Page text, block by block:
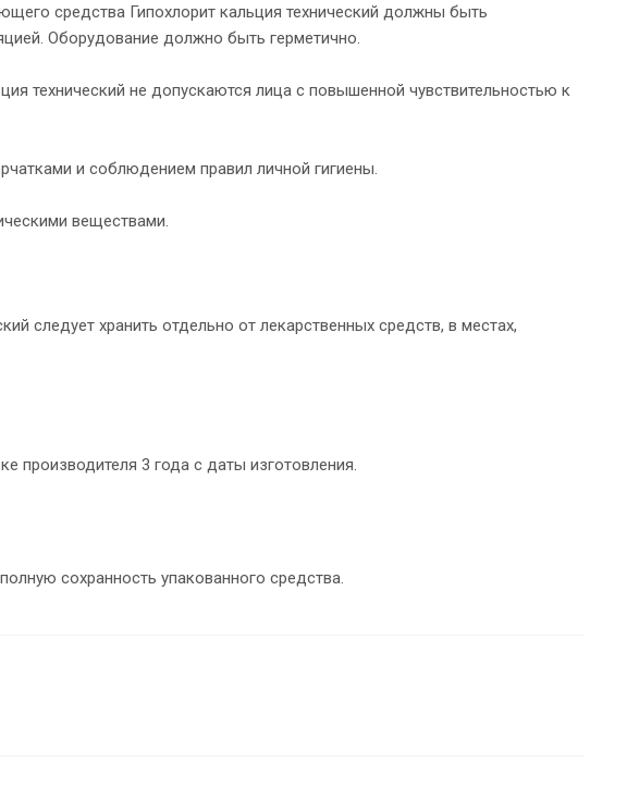
средства Гипохлорит кальция технический должны быть
Оборудование должно быть герметично.
технический не допускаются лица с повышенной чувствительностью к
и соблюдением правил личной гигиены.
веществами.
следует хранить отдельно от лекарственных средств, в местах,
производителя 3 года с даты изготовления.
сохранность упакованного средства.